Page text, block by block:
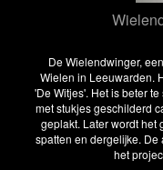
De Wielendwinger,
Wielen in Leeuwarden.
'De Witjes'. Het is beter
met stukjes geschilderd
geplakt. Later wordt het
spatten en dergelijke.
het